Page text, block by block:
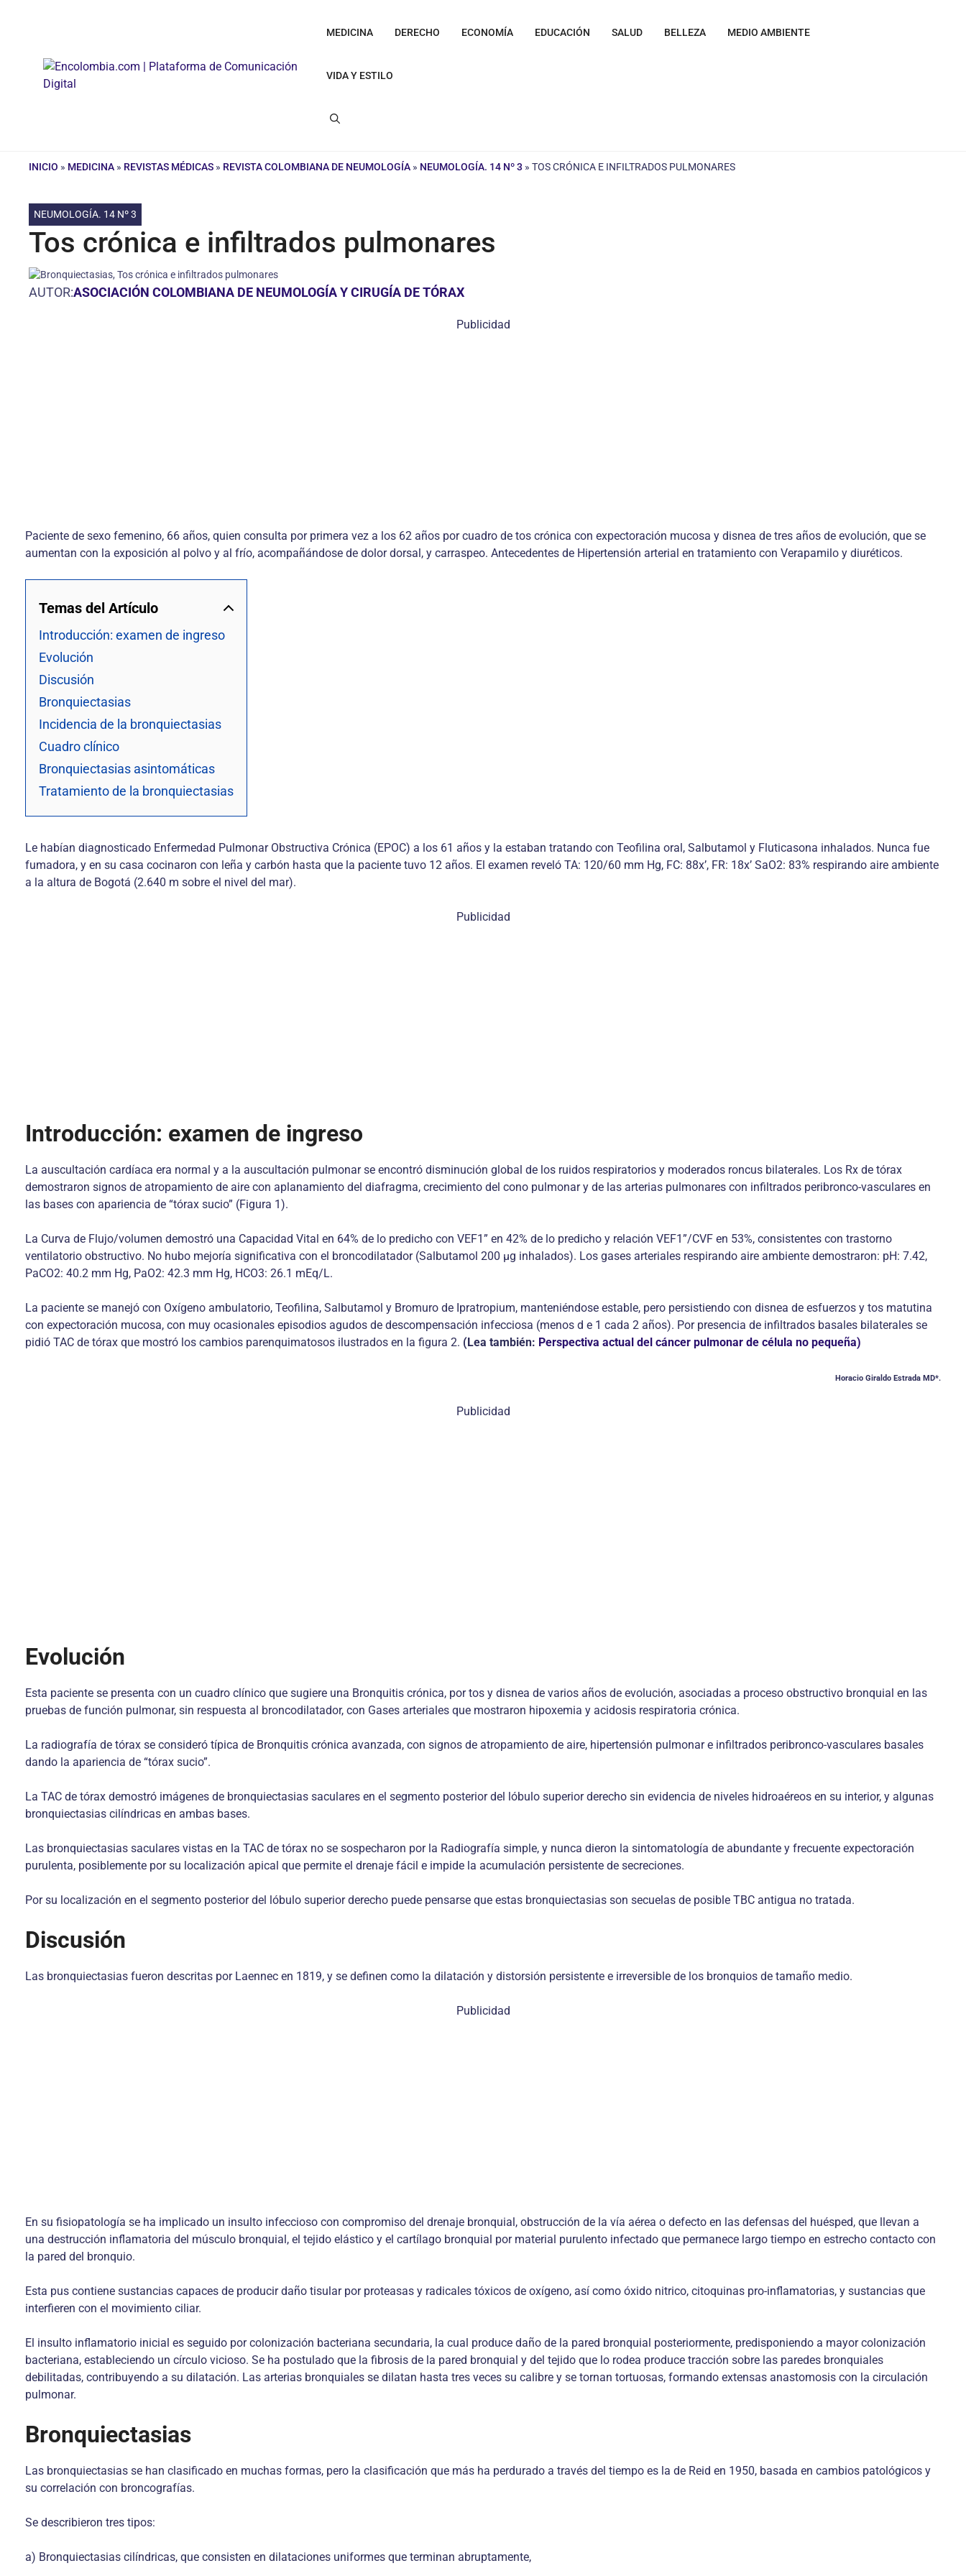
MEDICINA DERECHO ECONOMÍA EDUCACIÓN SALUD BELLEZA MEDIO AMBIENTE
VIDA Y ESTILO
INICIO » MEDICINA » REVISTAS MÉDICAS » REVISTA COLOMBIANA DE NEUMOLOGÍA » NEUMOLOGÍA. 14 Nº 3 » TOS CRÓNICA E INFILTRADOS PULMONARES
NEUMOLOGÍA. 14 Nº 3
Tos crónica e infiltrados pulmonares
AUTOR:ASOCIACIÓN COLOMBIANA DE NEUMOLOGÍA Y CIRUGÍA DE TÓRAX
Publicidad
Paciente de sexo femenino, 66 años, quien consulta por primera vez a los 62 años por cuadro de tos crónica con expectoración mucosa y disnea de tres años de evolución, que se
aumentan con la exposición al polvo y al frío, acompañándose de dolor dorsal, y carraspeo. Antecedentes de Hipertensión arterial en tratamiento con Verapamilo y diuréticos.
Temas del Artículo
Introducción: examen de ingreso
Evolución
Discusión
Bronquiectasias
Incidencia de la bronquiectasias
Cuadro clínico
Bronquiectasias asintomáticas
Tratamiento de la bronquiectasias
Le habían diagnosticado Enfermedad Pulmonar Obstructiva Crónica (EPOC) a los 61 años y la estaban tratando con Teofilina oral, Salbutamol y Fluticasona inhalados. Nunca fue
fumadora, y en su casa cocinaron con leña y carbón hasta que la paciente tuvo 12 años. El examen reveló TA: 120/60 mm Hg, FC: 88x’, FR: 18x’ SaO2: 83% respirando aire ambiente
a la altura de Bogotá (2.640 m sobre el nivel del mar).
Publicidad
Introducción: examen de ingreso
La auscultación cardíaca era normal y a la auscultación pulmonar se encontró disminución global de los ruidos respiratorios y moderados roncus bilaterales. Los Rx de tórax
demostraron signos de atropamiento de aire con aplanamiento del diafragma, crecimiento del cono pulmonar y de las arterias pulmonares con infiltrados peribronco-vasculares en
las bases con apariencia de “tórax sucio” (Figura 1).
La Curva de Flujo/volumen demostró una Capacidad Vital en 64% de lo predicho con VEF1” en 42% de lo predicho y relación VEF1”/CVF en 53%, consistentes con trastorno
ventilatorio obstructivo. No hubo mejoría significativa con el broncodilatador (Salbutamol 200 μg inhalados). Los gases arteriales respirando aire ambiente demostraron: pH: 7.42,
PaCO2: 40.2 mm Hg, PaO2: 42.3 mm Hg, HCO3: 26.1 mEq/L.
La paciente se manejó con Oxígeno ambulatorio, Teofilina, Salbutamol y Bromuro de Ipratropium, manteniéndose estable, pero persistiendo con disnea de esfuerzos y tos matutina
con expectoración mucosa, con muy ocasionales episodios agudos de descompensación infecciosa (menos d e 1 cada 2 años). Por presencia de infiltrados basales bilaterales se
pidió TAC de tórax que mostró los cambios parenquimatosos ilustrados en la figura 2. (Lea también: Perspectiva actual del cáncer pulmonar de célula no pequeña)
Horacio Giraldo Estrada MD*.
Publicidad
Evolución
Esta paciente se presenta con un cuadro clínico que sugiere una Bronquitis crónica, por tos y disnea de varios años de evolución, asociadas a proceso obstructivo bronquial en las
pruebas de función pulmonar, sin respuesta al broncodilatador, con Gases arteriales que mostraron hipoxemia y acidosis respiratoria crónica.
La radiografía de tórax se consideró típica de Bronquitis crónica avanzada, con signos de atropamiento de aire, hipertensión pulmonar e infiltrados peribronco-vasculares basales
dando la apariencia de “tórax sucio”.
La TAC de tórax demostró imágenes de bronquiectasias saculares en el segmento posterior del lóbulo superior derecho sin evidencia de niveles hidroaéreos en su interior, y algunas
bronquiectasias cilíndricas en ambas bases.
Las bronquiectasias saculares vistas en la TAC de tórax no se sospecharon por la Radiografía simple, y nunca dieron la sintomatología de abundante y frecuente expectoración
purulenta, posiblemente por su localización apical que permite el drenaje fácil e impide la acumulación persistente de secreciones.
Por su localización en el segmento posterior del lóbulo superior derecho puede pensarse que estas bronquiectasias son secuelas de posible TBC antigua no tratada.
Discusión
Las bronquiectasias fueron descritas por Laennec en 1819, y se definen como la dilatación y distorsión persistente e irreversible de los bronquios de tamaño medio.
Publicidad
En su fisiopatología se ha implicado un insulto infeccioso con compromiso del drenaje bronquial, obstrucción de la vía aérea o defecto en las defensas del huésped, que llevan a
una destrucción inflamatoria del músculo bronquial, el tejido elástico y el cartílago bronquial por material purulento infectado que permanece largo tiempo en estrecho contacto con
la pared del bronquio.
Esta pus contiene sustancias capaces de producir daño tisular por proteasas y radicales tóxicos de oxígeno, así como óxido nitrico, citoquinas pro-inflamatorias, y sustancias que
interfieren con el movimiento ciliar.
El insulto inflamatorio inicial es seguido por colonización bacteriana secundaria, la cual produce daño de la pared bronquial posteriormente, predisponiendo a mayor colonización
bacteriana, estableciendo un círculo vicioso. Se ha postulado que la fibrosis de la pared bronquial y del tejido que lo rodea produce tracción sobre las paredes bronquiales
debilitadas, contribuyendo a su dilatación. Las arterias bronquiales se dilatan hasta tres veces su calibre y se tornan tortuosas, formando extensas anastomosis con la circulación
pulmonar.
Bronquiectasias
Las bronquiectasias se han clasificado en muchas formas, pero la clasificación que más ha perdurado a través del tiempo es la de Reid en 1950, basada en cambios patológicos y
su correlación con broncografías.
Se describieron tres tipos:
a) Bronquiectasias cilíndricas, que consisten en dilataciones uniformes que terminan abruptamente,